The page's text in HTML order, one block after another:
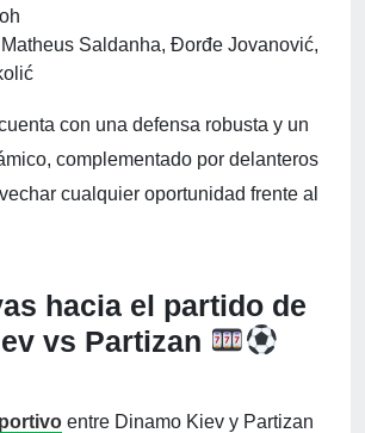
Matheus Saldanha, Đorđe Jovanović,
con una defensa robusta y un
complementado por delanteros
cualquier oportunidad frente al
hacia el partido de
vs Partizan
entre Dinamo Kiev y Partizan